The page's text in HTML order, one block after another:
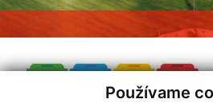
Používame